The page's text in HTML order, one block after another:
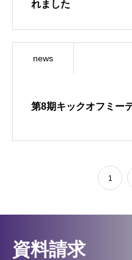
れました
news
第8期キックオフミー
1
資料請求